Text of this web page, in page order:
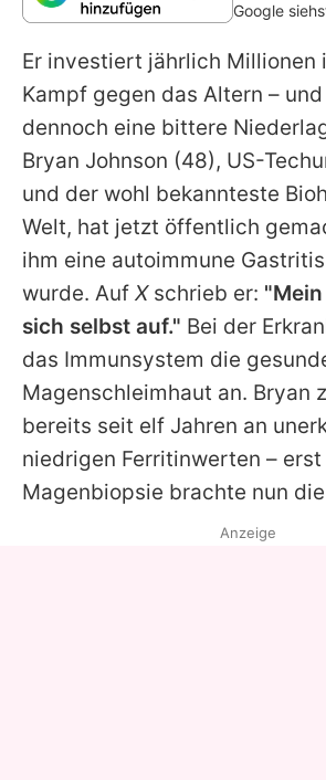
Redaktionelle
Impressum
Utiq verwalten
Google
Er investiert jährlich Millionen
Kampf gegen das Altern –
dennoch eine bittere
Bryan Johnson (48), US-
und der wohl bekannteste
Welt, hat jetzt öffentlich
ihm eine autoimmune
wurde. Auf Xschrieb er:
sich selbst auf." Bei der
das Immunsystem die
Magenschleimhaut an. Bryan
bereits seit elf Jahren an
niedrigen Ferritinwerten – erst
Magenbiopsie brachte nun
Anzeige